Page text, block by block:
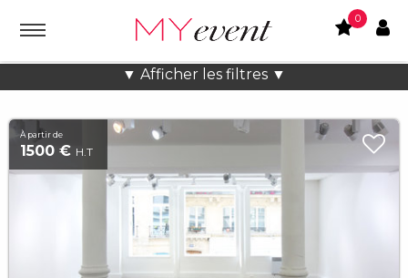
0
▼ Afficher les filtres ▼
Location lieux et salles atypiques
À partir de
1500 € H.T